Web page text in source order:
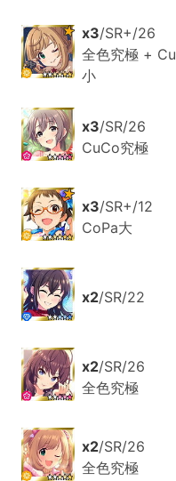
x3/SR+/26
全色究極 +
小
x3/SR/26
CuCo究極
x3/SR+/12
CoPa大
x2/SR/22
x2/SR/26
全色究極
x2/SR/26
全色究極